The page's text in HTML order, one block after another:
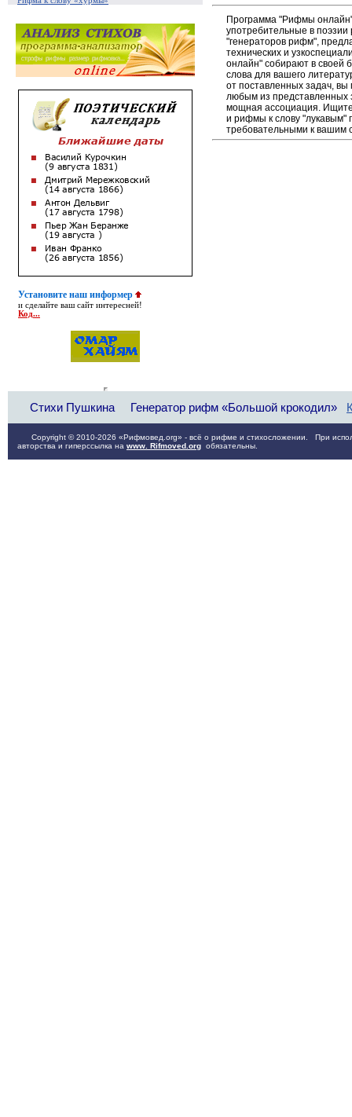
Установите наш информер
и сделайте ваш сайт интересней!
Код...
Программа "Рифмы
употребительные в
"генераторов рифм",
технических и
онлайн" собирают в своей
слова для вашего
от поставленных задач,
любым из
мощная ассоциация. Ищите
и рифмы к слову "лукавым"
требовательными к вашим
Стихи Пушкина Генератор рифм «Большой крокодил»
Copyright © 2010-2026 «Рифмовед.org» - всё о рифме и стихосложении. При
авторства и гиперссылка на www. Rifmoved.org обязательны.